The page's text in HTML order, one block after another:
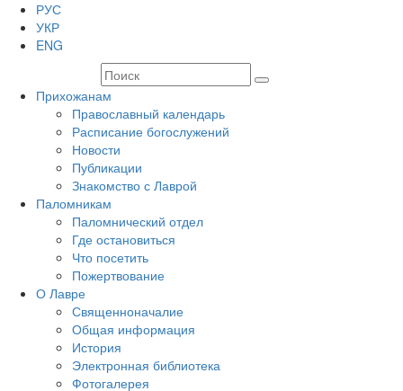
РУС
УКР
ENG
Прихожанам
Православный календарь
Расписание богослужений
Новости
Публикации
Знакомство с Лаврой
Паломникам
Паломнический отдел
Где остановиться
Что посетить
Пожертвование
О Лавре
Священноначалие
Общая информация
История
Электронная библиотека
Фотогалерея